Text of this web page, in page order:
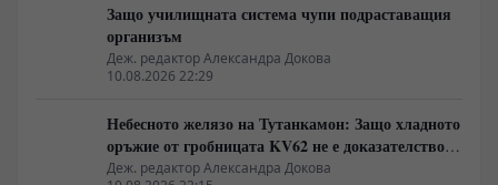
Защо училищната система чупи подраставащия
организъм
Деж. редактор Александра Докова
10.08.2026 22:29
Небесното желязо на Тутанкамон: Защо хладното
оръжие от гробницата KV62 не е доказателство
за извънземна цивилизация
Деж. редактор Александра Докова